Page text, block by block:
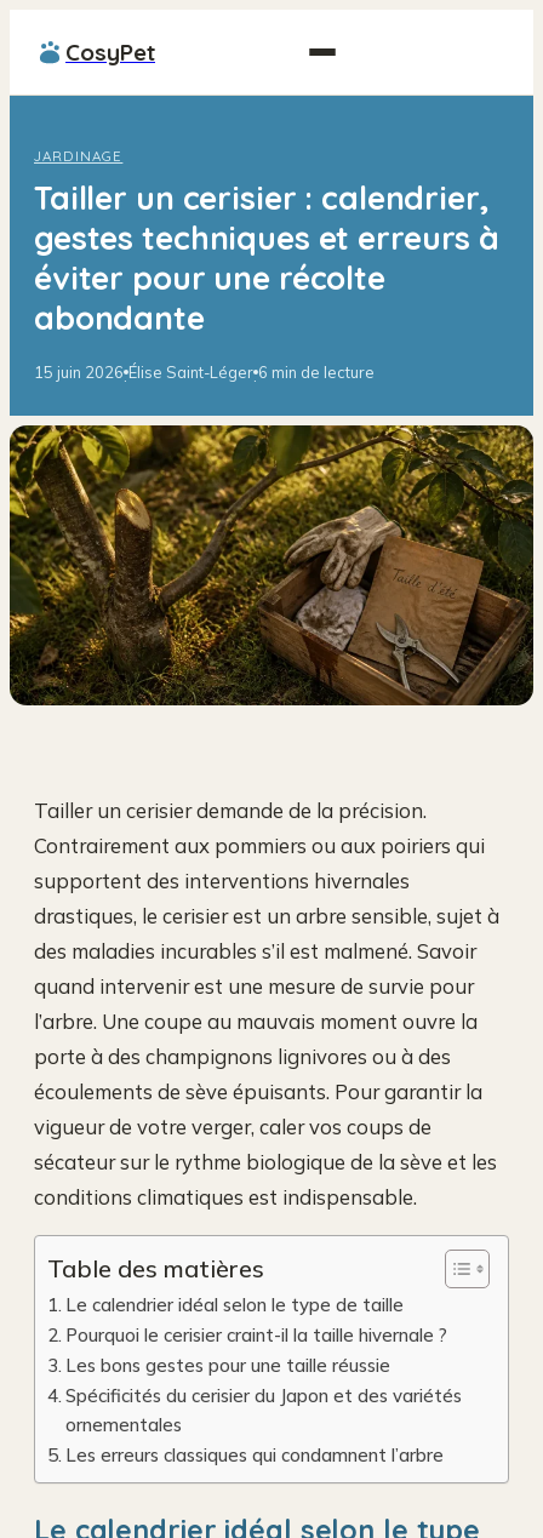
CosyPet
JARDINAGE
Tailler un cerisier : calendrier,
gestes techniques et erreurs à
éviter pour une récolte
abondante
15 juin 2026·Élise Saint-Léger·6 min de lecture
Tailler un cerisier demande de la précision.
Contrairement aux pommiers ou aux poiriers qui
supportent des interventions hivernales
drastiques, le cerisier est un arbre sensible, sujet à
des maladies incurables s’il est malmené. Savoir
quand intervenir est une mesure de survie pour
l’arbre. Une coupe au mauvais moment ouvre la
porte à des champignons lignivores ou à des
écoulements de sève épuisants. Pour garantir la
vigueur de votre verger, caler vos coups de
sécateur sur le rythme biologique de la sève et les
conditions climatiques est indispensable.
Table des matières
Le calendrier idéal selon le type de taille
Pourquoi le cerisier craint-il la taille hivernale ?
Les bons gestes pour une taille réussie
Spécificités du cerisier du Japon et des variétés
ornementales
Les erreurs classiques qui condamnent l’arbre
Le calendrier idéal selon le type